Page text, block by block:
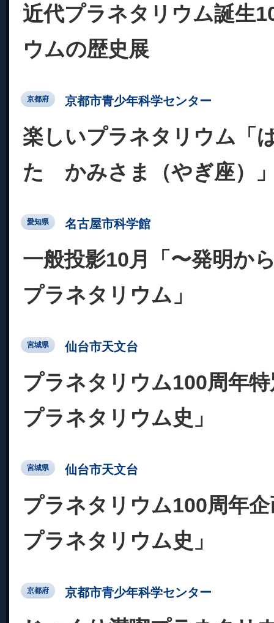
近代プラネタリウム誕生
ウムの歴史展
京都府 京都市青少年科学センター
楽しいプラネタリウム「
た かみさま（やぎ座）
愛知県 名古屋市科学館
一般投影10月「〜発明か
プラネタリウム」
宮城県 仙台市天文台
プラネタリウム100周年
プラネタリウム史」
宮城県 仙台市天文台
プラネタリウム100周年
プラネタリウム史」
京都府 京都市青少年科学センター